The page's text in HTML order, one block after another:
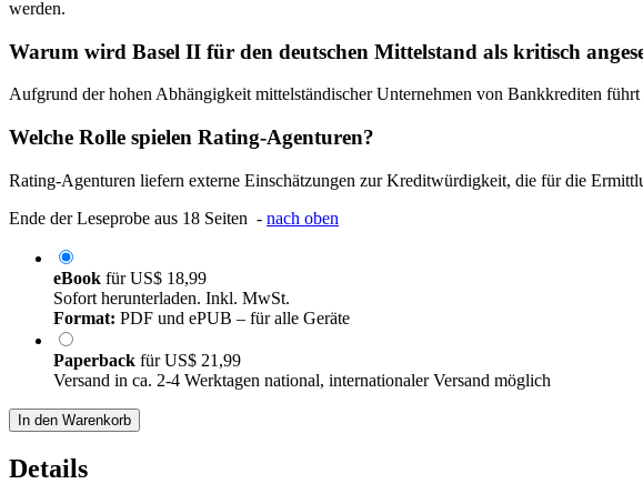
werden.
Warum wird Basel II für den deutschen Mittelstand als kritisch
Aufgrund der hohen Abhängigkeit mittelständischer Unternehmen von Bankkrediten
Welche Rolle spielen Rating-Agenturen?
Rating-Agenturen liefern externe Einschätzungen zur Kreditwürdigkeit, die für die
Ende der Leseprobe aus 18 Seiten - nach oben
eBook fürUS$ 18,99
Sofort herunterladen. Inkl. MwSt.
Format: PDF und ePUB – für alle Geräte
Paperback fürUS$ 21,99
Versand in ca. 2-4 Werktagen national, internationaler Versand möglich
In den Warenkorb
Details